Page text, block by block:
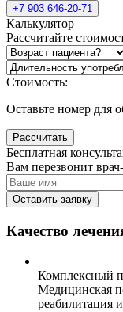
+7 903 646-20-71
Калькулятор
Рассчитайте
Стоимость:
Оставьте номер для
Рассчитать
Бесплатная
Вам перезвонит
Оставить заявку
Качество
Комплексный
Медицинская
реабилитация